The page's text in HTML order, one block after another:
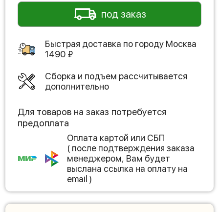
под заказ
Быстрая доставка по городу Москва
1490 ₽
Сборка и подъем рассчитывается
дополнительно
Для товаров на заказ потребуется
предоплата
Оплата картой или СБП
( после подтверждения заказа
менеджером, Вам будет
выслана ссылка на оплату на
email )